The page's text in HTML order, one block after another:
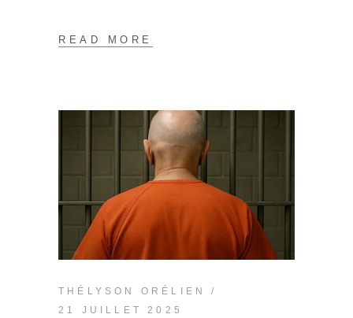
READ MORE
THÉLYSON ORÉLIEN
21 JUILLET 2025